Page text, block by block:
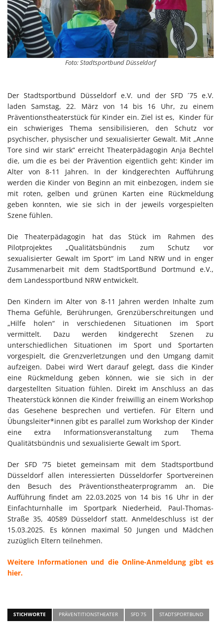
Foto: Stadtsportbund Düsseldorf
Der Stadtsportbund Düsseldorf e.V. und der SFD ´75 e.V.
laden Samstag, 22. März von 14 bis 16 Uhr, zu einem
Präventionstheaterstück für Kinder ein. Ziel ist es, Kinder für
ein schwieriges Thema sensibilisieren, den Schutz vor
psychischer, physischer und sexualisierter Gewalt. Mit „Anne
Tore sind wir stark“ erreicht Theaterpädagogin Anja Bechtel
die, um die es bei der Prävention eigentlich geht: Kinder im
Alter von 8-11 Jahren. In der kindgerechten Aufführung
werden die Kinder von Beginn an mit einbezogen, indem sie
mit roten, gelben und grünen Karten eine Rückmeldung
geben konnten, wie sie sich in der jeweils vorgespielten
Szene fühlen.
Die Theaterpädagogin hat das Stück im Rahmen des
Pilotprojektes „Qualitätsbündnis zum Schutz vor
sexualisierter Gewalt im Sport“ im Land NRW und in enger
Zusammenarbeit mit dem StadtSportBund Dortmund e.V.,
dem Landessportbund NRW entwickelt.
Den Kindern im Alter von 8-11 Jahren werden Inhalte zum
Thema Gefühle, Berührungen, Grenzüberschreitungen und
„Hilfe holen“ in verschiedenen Situationen im Sport
vermittelt. Dazu werden kindgerecht Szenen zu
unterschiedlichen Situationen im Sport und Sportarten
vorgespielt, die Grenzverletzungen und den Umgang damit
aufzeigen. Dabei wird Wert darauf gelegt, dass die Kinder
eine Rückmeldung geben können, wie sie sich in der
dargestellten Situation fühlen. Direkt im Anschluss an das
Theaterstück können die Kinder freiwillig an einem Workshop
das Gesehene besprechen und vertiefen. Für Eltern und
Übungsleiter*innen gibt es parallel zum Workshop der Kinder
eine extra Informationsveranstaltung zum Thema
Qualitätsbündnis und sexualisierte Gewalt im Sport.
Der SFD ’75 bietet gemeinsam mit dem Stadtsportbund
Düsseldorf allen interessierten Düsseldorfer Sportvereinen
den Besuch des Präventionstheaterprogramm an. Die
Aufführung findet am 22.03.2025 von 14 bis 16 Uhr in der
Einfachturnhalle im Sportpark Niederheid, Paul-Thomas-
Straße 35, 40589 Düsseldorf statt. Anmeldeschluss ist der
15.03.2025. Es können maximal 50 Jungen und Mädchen
zuzüglich Eltern teilnehmen.
Weitere Informationen und die Online-Anmeldung gibt es
hier.
STICHWORTE PRÄVENTITIONSTHEATER SFD 75 STADTSPORTBUND